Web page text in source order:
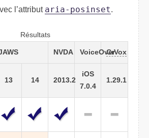
l’attribut aria-posinset.
Résultats
NVDA VoiceOverCrVox
13 14 2013.2
iOS
7.0.4
1.29.1